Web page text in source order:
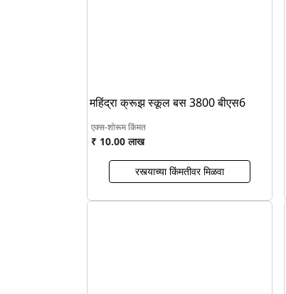
महिंद्रा क्रूझ स्कूल बस 3800 बीएस6
एक्स-शोरूम किंमत
₹ 10.00 लाख
रस्त्याच्या किंमतीवर मिळवा